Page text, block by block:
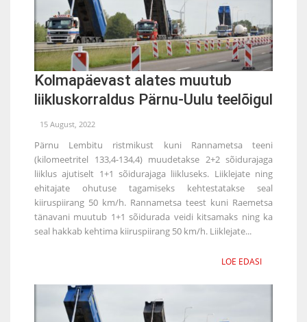
Kolmapäevast alates muutub
liikluskorraldus Pärnu-Uulu teelõigul
15 August, 2022
Pärnu Lembitu ristmikust kuni Rannametsa teeni
(kilomeetritel 133,4-134,4) muudetakse 2+2 sõidurajaga
liiklus ajutiselt 1+1 sõidurajaga liikluseks. Liiklejate ning
ehitajate ohutuse tagamiseks kehtestatakse seal
kiiruspiirang 50 km/h. Rannametsa teest kuni Raemetsa
tänavani muutub 1+1 sõidurada veidi kitsamaks ning ka
seal hakkab kehtima kiiruspiirang 50 km/h. Liiklejate...
LOE EDASI